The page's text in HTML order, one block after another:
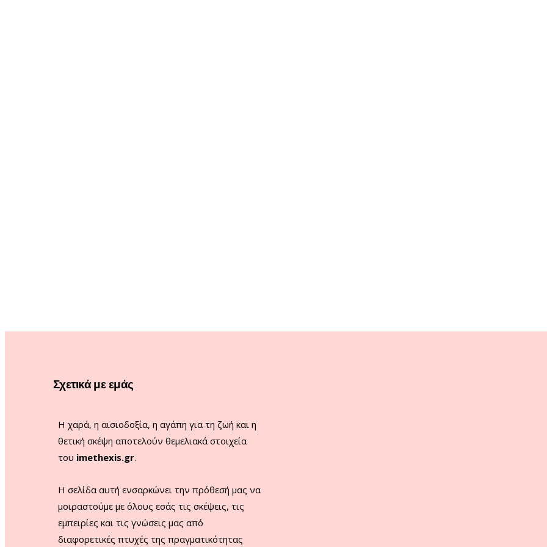
Σχετικά με εμάς
Η χαρά, η αισιοδοξία, η αγάπη για τη ζωή και η
θετική σκέψη αποτελούν θεμελιακά στοιχεία
του imethexis.gr.
H σελίδα αυτή ενσαρκώνει την πρόθεσή μας να
μοιραστούμε με όλους εσάς τις σκέψεις, τις
εμπειρίες και τις γνώσεις μας από
διαφορετικές πτυχές της πραγματικότητας